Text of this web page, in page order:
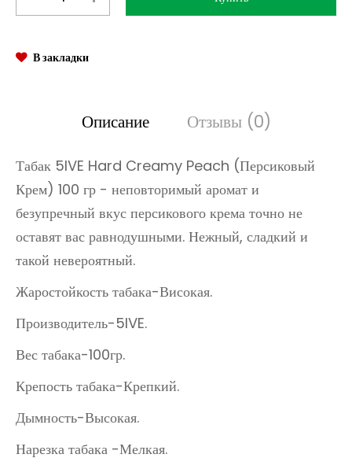
В закладки
Описание Отзывы (0)
Табак 5IVE Hard Creamy Peach (Персиковый
Крем) 100 гр - неповторимый аромат и
безупречный вкус персикового крема точно не
оставят вас равнодушными. Нежный, сладкий и
такой невероятный.
Жаростойкость табака-Високая.
Производитель-5IVE.
Вес табака-100гр.
Крепость табака-Крепкий.
Дымность-Высокая.
Нарезка табака -Мелкая.